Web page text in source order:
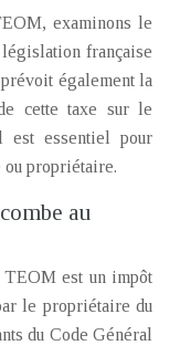
examinons le
française
également la
cette taxe sur le
est essentiel pour
propriétaire.
au
TEOM est un impôt
le propriétaire du
du Code Général